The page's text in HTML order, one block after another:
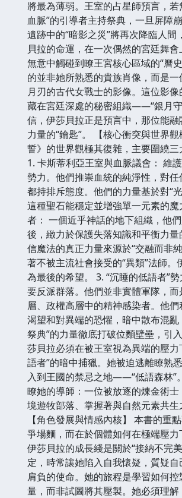
將最為薄弱。王室的占星師預言，若
血脈”的引導者主持祭典，一旦屏障
遺跡中的“暗影之災”將再次降臨人間
貝拉的命運，在一次偶然的宮廷舞
無意中觸碰到瞭王宮核心區域的“曆
的並非她所熟悉的貴族肖像，而是
月刃的古代女戰士的影像。這位影
藏在宮廷深處的秘密組織——“銀月
信，伊莎貝拉正是預言中，那位能
力量的“鑰匙”。 【核心衝突與世界
誓》的世界觀極其復雜，主要圍繞三
1. 卡斯蒂利亞王室與血脈議會： 維
勢力。他們推崇血統的純淨性，對
都持排斥態度。他們的力量基於對“
這種聖石能穩定並增強單一元素的魔
者： 一個近乎神話的地下組織，他
後，緻力於保護失落知識和平衡力
信魔法的真正力量來源於“交融而非
著不被主流社會接受的“異類”法師。
為最後的希望。 3. “沉睡的低語者”
要反派群落。他們並非實體軍隊，
層、政權高層中的精神感染者。他
渴望和對異端的恐懼，暗中散布混亂
祭典”的力量徹底打破位麵壁壘，引
莎貝拉必須在被王室視為異端的壓力
語者”的暗中捕獵。她被迫逃離瞭熟
入到王國的禁忌之地——“低語森林”
瞭她的導師：一位被放逐的煉金術
境遊牧部落、掌握著與自然元素共生
【角色發展與情感內核】 本書的重
爭場麵，而在於個體如何在極端壓力
伊莎貝拉的成長綫是關於“接納不完
定，時常讓她陷入自我懷疑，質疑
肩負的使命。她的旅程是學習如何
量，而非試圖將其壓製。她必須理